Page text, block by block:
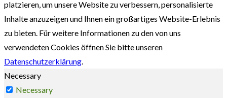
platzieren, um unsere Website zu verbessern, personalisierte
Inhalte anzuzeigen und Ihnen ein großartiges Website-Erlebnis
zu bieten. Für weitere Informationen zu den von uns
verwendeten Cookies öffnen Sie bitte unseren
Datenschutzerklärung.
Necessary
Necessary